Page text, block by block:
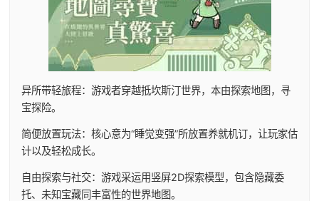
异所带轻旅程：游戏者穿越抵坎斯汀世界，本由探索地图，寻
宝探险。
简便放置玩法：核心意为“睡觉变强”所放置养就机订，让玩家估
计以及轻松成长。
自由探索与社交：游戏采运用竖屏2D探索模型，包含隐藏委
托、未知宝藏同丰富性的世界地图。